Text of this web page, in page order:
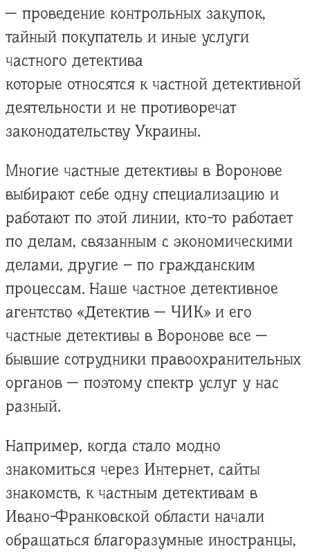
— проведение контрольных закупок,
тайный покупатель и иные услуги
частного детектива
которые относятся к частной детективной
деятельности и не противоречат
законодательству Украины.
Многие частные детективы в Воронове
выбирают себе одну специализацию и
работают по этой линии, кто-то работает
по делам, связанным с экономическими
делами, другие – по гражданским
процессам. Наше частное детективное
агентство «Детектив — ЧИК» и его
частные детективы в Воронове все —
бывшие сотрудники правоохранительных
органов — поэтому спектр услуг у нас
разный.
Например, когда стало модно
знакомиться через Интернет, сайты
знакомств, к частным детективам в
Ивано-Франковской области начали
обращаться благоразумные иностранцы,